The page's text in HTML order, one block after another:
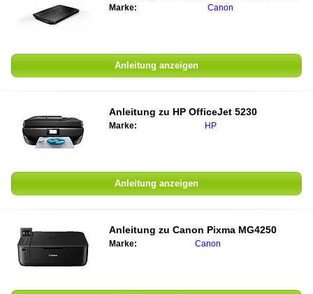
Marke: Canon
Anleitung anzeigen
Anleitung zu HP OfficeJet 5230
Marke: HP
Anleitung anzeigen
Anleitung zu Canon Pixma MG4250
Marke: Canon